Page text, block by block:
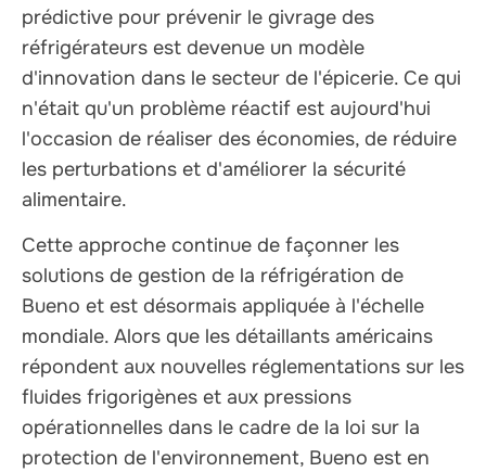
prédictive pour prévenir le givrage des
réfrigérateurs est devenue un modèle
d'innovation dans le secteur de l'épicerie. Ce qui
n'était qu'un problème réactif est aujourd'hui
l'occasion de réaliser des économies, de réduire
les perturbations et d'améliorer la sécurité
alimentaire.
Cette approche continue de façonner les
solutions de gestion de la réfrigération de
Bueno et est désormais appliquée à l'échelle
mondiale. Alors que les détaillants américains
répondent aux nouvelles réglementations sur les
fluides frigorigènes et aux pressions
opérationnelles dans le cadre de la loi sur la
protection de l'environnement, Bueno est en